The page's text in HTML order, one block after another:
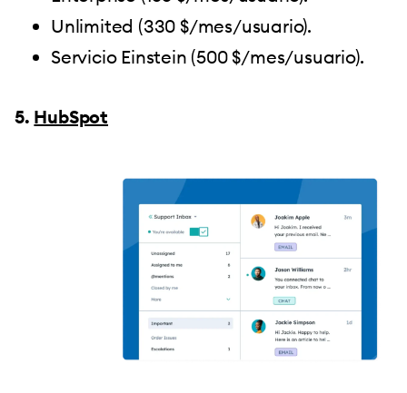
Unlimited (330 $/mes/usuario).
Servicio Einstein (500 $/mes/usuario).
5. HubSpot